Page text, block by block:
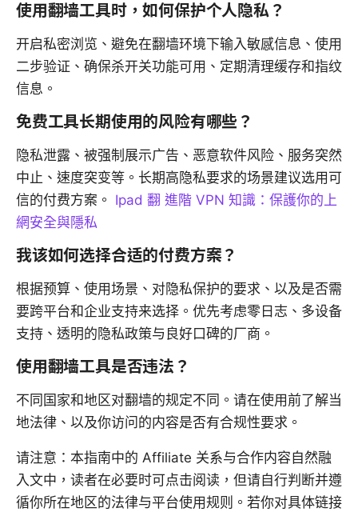
使用翻墙工具时，如何保护个人隐私？
开启私密浏览、避免在翻墙环境下输入敏感信息、使用
二步验证、确保杀开关功能可用、定期清理缓存和指纹
信息。
免费工具长期使用的风险有哪些？
隐私泄露、被强制展示广告、恶意软件风险、服务突然
中止、速度突变等。长期高隐私要求的场景建议选用可
信的付费方案。 Ipad 翻 進階 VPN 知識：保護你的上
網安全與隱私
我该如何选择合适的付费方案？
根据预算、使用场景、对隐私保护的要求、以及是否需
要跨平台和企业支持来选择。优先考虑零日志、多设备
支持、透明的隐私政策与良好口碑的厂商。
使用翻墙工具是否违法？
不同国家和地区对翻墙的规定不同。请在使用前了解当
地法律、以及你访问的内容是否有合规性要求。
请注意：本指南中的 Affiliate 关系与合作内容自然融
入文中，读者在必要时可点击阅读，但请自行判断并遵
循你所在地区的法律与平台使用规则。若你对具体链接